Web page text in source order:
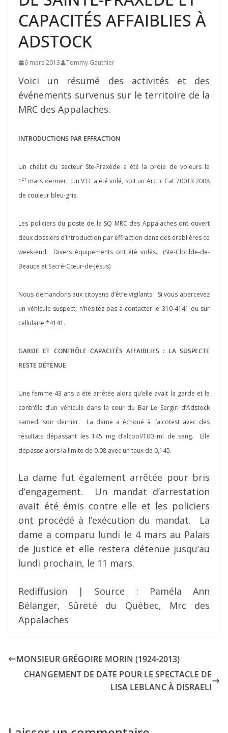
CAPACITÉS AFFAIBLIES À
ADSTOCK
6 mars 2013 Tommy Gauthier
Voici un résumé des activités et des
événements survenus sur le territoire de la
MRC des Appalaches.
INTRODUCTIONS PAR EFFRACTION
Un chalet du secteur Ste-Praxède a été la proie de voleurs le
1 er mars dernier. Un VTT a été volé, soit un Arctic Cat 700TR 2008
de couleur bleu-gris.
Les policiers du poste de la SQ MRC des Appalaches ont ouvert
deux dossiers d’introduction par effraction dans des érablières ce
week-end. Divers équipements ont été volés. (Ste-Clotilde-de-
Beauce et Sacré-Cœur-de-Jésus)
Nous demandons aux citoyens d’être vigilants. Si vous apercevez
un véhicule suspect, n’hésitez pas à contacter le 310-4141 ou sur
cellulaire *4141.
GARDE ET CONTRÔLE CAPACITÉS AFFAIBLIES : LA SUSPECTE
RESTE DÉTENUE
Une femme 43 ans a été arrêtée alors qu’elle avait la garde et le
contrôle d’un véhicule dans la cour du Bar Le Sergiri d’Adstock
samedi soir dernier. La dame a échoué à l’alcotest avec des
résultats dépassant les 145 mg d’alcool/100 ml de sang. Elle
dépasse alors la limite de 0.08 avec un taux de 0,145.
La dame fut également arrêtée pour bris
d’engagement. Un mandat d’arrestation
avait été émis contre elle et les policiers
ont procédé à l’exécution du mandat. La
dame a comparu lundi le 4 mars au Palais
de Justice et elle restera détenue jusqu’au
lundi prochain, le 11 mars.
Rediffusion | Source : Paméla Ann
Bélanger, Sûreté du Québec, Mrc des
Appalaches
MONSIEUR GRÉGOIRE MORIN (1924-2013)
CHANGEMENT DE DATE POUR LE SPECTACLE DE
LISA LEBLANC À DISRAELI